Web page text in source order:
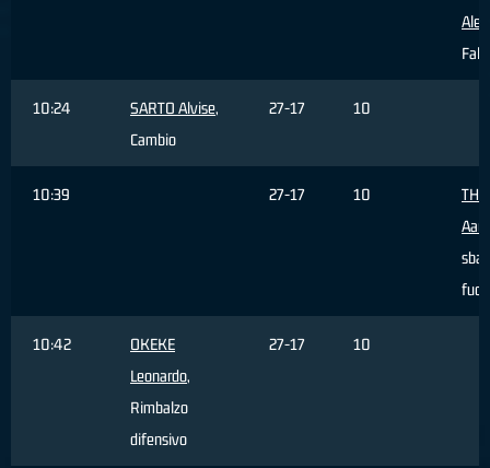
10:24 SARTO Alvise,
Cambio
27-17 10
10:39 27-17 10
10:42
OKEKE
Leonardo,
Rimbalzo
difensivo
27-17 10